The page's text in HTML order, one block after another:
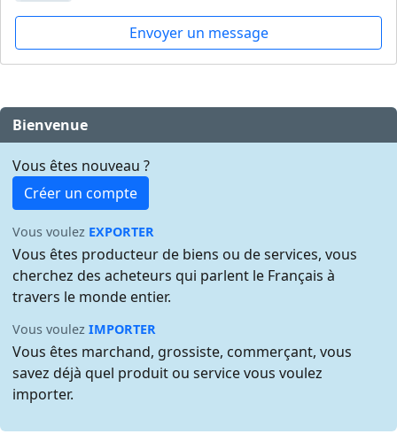
Envoyer un message
Bienvenue
Vous êtes nouveau ?
Créer un compte
Vous voulez EXPORTER
Vous êtes producteur de biens ou de services, vous
cherchez des acheteurs qui parlent le Français à
travers le monde entier.
Vous voulezIMPORTER
Vous êtes marchand, grossiste, commerçant, vous
savez déjà quel produit ou service vous voulez
importer.